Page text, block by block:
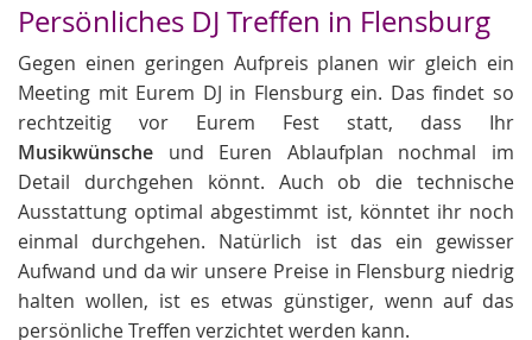
Persönliches DJ Treffen in Flensburg
Gegen einen geringen Aufpreis planen wir gleich ein
Meeting mit Eurem DJ in Flensburg ein. Das findet so
rechtzeitig vor Eurem Fest statt, dass Ihr
Musikwünsche und Euren Ablaufplan nochmal im
Detail durchgehen könnt. Auch ob die technische
Ausstattung optimal abgestimmt ist, könntet ihr noch
einmal durchgehen. Natürlich ist das ein gewisser
Aufwand und da wir unsere Preise in Flensburg niedrig
halten wollen, ist es etwas günstiger, wenn auf das
persönliche Treffen verzichtet werden kann.